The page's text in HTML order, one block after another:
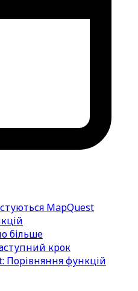
MapQuest
більше
крок
Порівняння функцій